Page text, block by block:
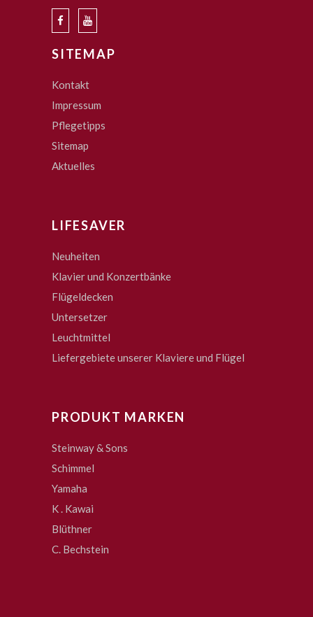
SITEMAP
Kontakt
Impressum
Pflegetipps
Sitemap
Aktuelles
LIFESAVER
Neuheiten
Klavier und Konzertbänke
Flügeldecken
Untersetzer
Leuchtmittel
Liefergebiete unserer Klaviere und Flügel
PRODUKT MARKEN
Steinway & Sons
Schimmel
Yamaha
K . Kawai
Blüthner
C. Bechstein